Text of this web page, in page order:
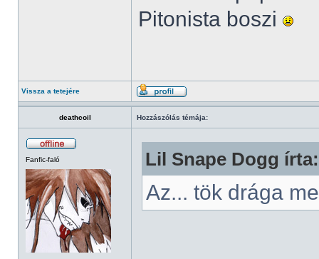
Pitonista boszi
Vissza a tetejére
deathcoil Hozzászólás témája:
Fanfic-faló Lil Snape Dogg írta:
Az... tök drága